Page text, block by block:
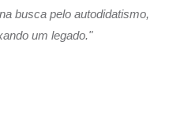
busca pelo autodidatismo,
um legado."